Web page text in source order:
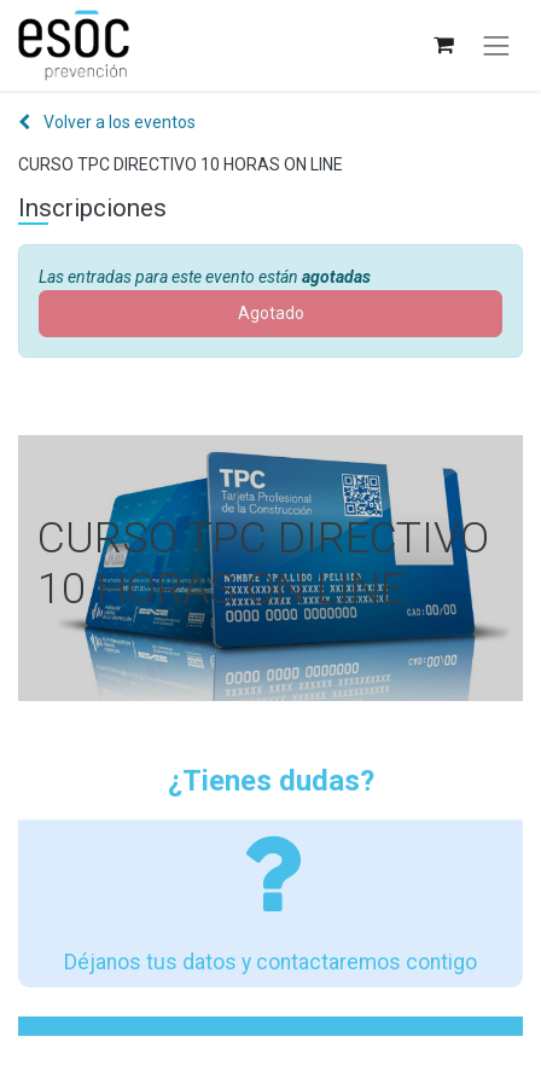
Volver a los eventos
CURSO TPC DIRECTIVO 10 HORAS ON LINE
Inscripciones
Las entradas para este evento están agotadas
Agotado
CURSO TPC DIRECTIVO
10 HORAS ON LINE
¿Tienes dudas?
Déjanos tus datos y contactaremos contigo